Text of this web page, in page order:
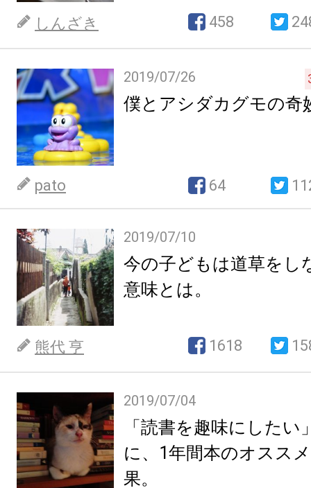
しんざき 458
2019/07/26
僕とアシダカグモの奇
pato 64
2019/07/10
今の子どもは道草をし
意味とは。
熊代 亨 1618
2019/07/04
「読書を趣味にしたい
に、1年間本のオスス
果。